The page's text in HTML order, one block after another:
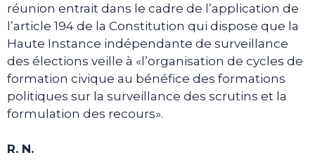
réunion entrait dans le cadre de l’application de
l’article 194 de la Constitution qui dispose que la
Haute Instance indépendante de surveillance
des élections veille à «l’organisation de cycles de
formation civique au bénéfice des formations
politiques sur la surveillance des scrutins et la
formulation des recours».
R. N.